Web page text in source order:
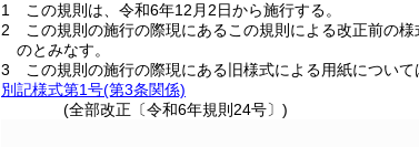
1
この規則は、令和6年12月2日から施行する。
2
この規則の施行の際現にあるこの規則による改正前の様
のとみなす。
3
この規則の施行の際現にある旧様式による用紙につい
別記様式第1号(第3条関係)
(全部改正〔令和6年規則24号〕)